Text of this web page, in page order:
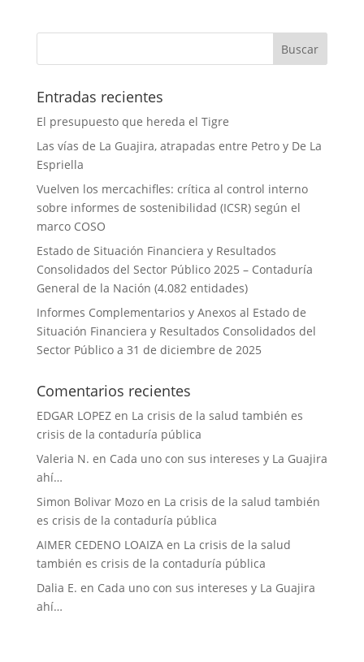
Entradas recientes
El presupuesto que hereda el Tigre
Las vías de La Guajira, atrapadas entre Petro y De La
Espriella
Vuelven los mercachifles: crítica al control interno
sobre informes de sostenibilidad (ICSR) según el
marco COSO
Estado de Situación Financiera y Resultados
Consolidados del Sector Público 2025 – Contaduría
General de la Nación (4.082 entidades)
Informes Complementarios y Anexos al Estado de
Situación Financiera y Resultados Consolidados del
Sector Público a 31 de diciembre de 2025
Comentarios recientes
EDGAR LOPEZen La crisis de la salud también es
crisis de la contaduría pública
Valeria N. en Cada uno con sus intereses y La Guajira
ahí…
Simon Bolivar Mozoen La crisis de la salud también
es crisis de la contaduría pública
AIMER CEDENO LOAIZAen La crisis de la salud
también es crisis de la contaduría pública
Dalia E. en Cada uno con sus intereses y La Guajira
ahí…